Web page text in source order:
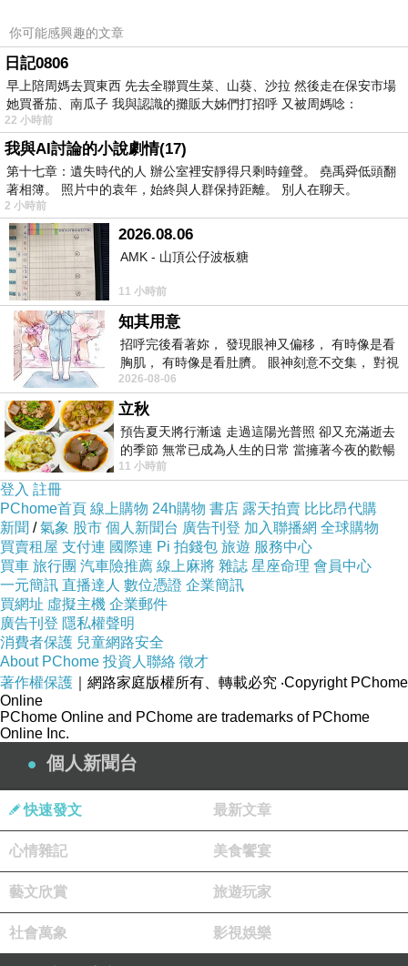
上一篇：“电诈”下的柬埔寨，店招有了越南语韩语，房租暴涨，普通人：我们也是受害者
下一篇： 永久咒詛柬埔寨，柬埔寨：泼酸受害者被剥夺医疗及司法权益
你可能感興趣的文章
日記0806
早上陪周媽去買東西 先去全聯買生菜、山葵、沙拉 然後走在保安市場
她買番茄、南瓜子 我與認識的攤販大姊們打招呼 又被周媽唸：
22 小時前
我與AI討論的小說劇情(17)
第十七章：遺失時代的人 辦公室裡安靜得只剩時鐘聲。 堯禹舜低頭翻
著相簿。 照片中的袁年，始終與人群保持距離。 別人在聊天。
2 小時前
2026.08.06
AMK - 山頂公仔波板糖
11 小時前
知其用意
招呼完後看著妳， 發現眼神又偏移， 有時像是看
胸肌， 有時像是看肚臍。 眼神刻意不交集， 對視
視線不對齊， 讓我很難不
2026-08-06
立秋
預告夏天將行漸遠 走過這陽光普照 卻又充滿逝去
的季節 無常已成為人生的日常 當擁著今夜的歡暢
舒心 轉眼驟成昨日 而明晨 太陽
11 小時前
登入 註冊
PChome首頁 線上購物 24h購物 書店 露天拍賣 比比昂代購
新聞 /氣象 股市 個人新聞台 廣告刊登 加入聯播網 全球購物
買賣租屋 支付連 國際連 Pi 拍錢包 旅遊 服務中心
買車 旅行團 汽車險推薦 線上麻將 雜誌 星座命理 會員中心
一元簡訊 直播達人 數位憑證 企業簡訊
買網址 虛擬主機 企業郵件
廣告刊登 隱私權聲明
消費者保護 兒童網路安全
About PChome 投資人聯絡 徵才
著作權保護 ｜網路家庭版權所有、轉載必究 ‧Copyright PChome
Online
PChome Online and PChome are trademarks of PChome
Online Inc.
個人新聞台
快速發文 最新文章
心情雜記 美食饗宴
藝文欣賞 旅遊玩家
社會萬象 影視娛樂